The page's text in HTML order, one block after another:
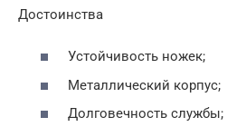
Достоинства
Устойчивость ножек;
Металлический корпус;
Долговечность службы;